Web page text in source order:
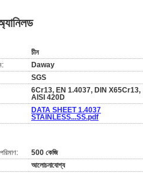
চীন
Daway
SGS
6Cr13, EN 1.4037, DIN X65Cr13,
AISI 420D
DATA SHEET 1.4037
STAINLESS...SS.pdf
500 কেজি
আলোচনাযোগ্য